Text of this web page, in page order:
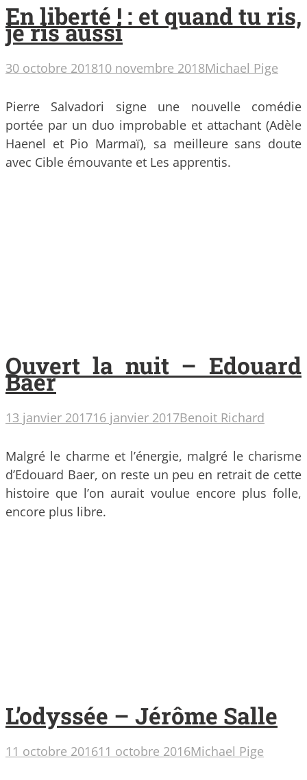
En liberté ! : et quand tu ris,
je ris aussi
30 octobre 201810 novembre 2018Michael Pige
Pierre Salvadori signe une nouvelle comédie
portée par un duo improbable et attachant (Adèle
Haenel et Pio Marmaï), sa meilleure sans doute
avec Cible émouvante et Les apprentis.
Ouvert la nuit – Edouard
Baer
13 janvier 201716 janvier 2017Benoit Richard
Malgré le charme et l’énergie, malgré le charisme
d’Edouard Baer, on reste un peu en retrait de cette
histoire que l’on aurait voulue encore plus folle,
encore plus libre.
L’odyssée – Jérôme Salle
11 octobre 201611 octobre 2016Michael Pige